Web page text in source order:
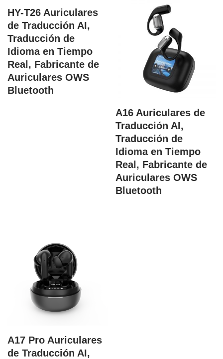
HY-T26 Auriculares
de Traducción AI,
Traducción de
Idioma en Tiempo
Real, Fabricante de
Auriculares OWS
Bluetooth
A16 Auriculares de
Traducción AI,
Traducción de
Idioma en Tiempo
Real, Fabricante de
Auriculares OWS
Bluetooth
A17 Pro Auriculares
de Traducción AI,